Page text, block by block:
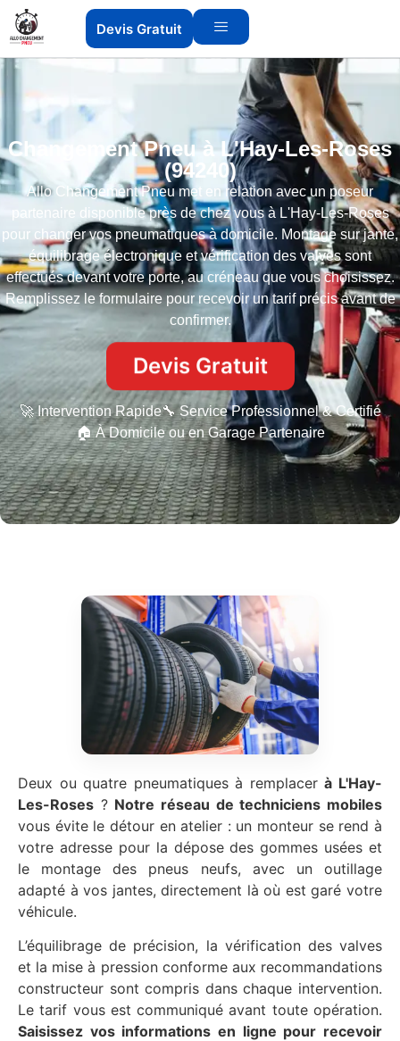
Devis Gratuit
Changement Pneu à L'Hay-Les-Roses
(94240)
Allo Changement Pneu met en relation avec un poseur
partenaire disponible près de chez vous à L'Hay-Les-Roses
pour changer vos pneumatiques à domicile. Montage sur jante,
équilibrage électronique et vérification des valves sont
effectués devant votre porte, au créneau que vous choisissez.
Remplissez le formulaire pour recevoir un tarif précis avant de
confirmer.
Devis Gratuit
🚀 Intervention Rapide🔧 Service Professionnel & Certifié
🏠 À Domicile ou en Garage Partenaire
Deux ou quatre pneumatiques à remplacerà L'Hay-
Les-Roses ? Notre réseau de techniciens mobiles
vous évite le détour en atelier : un monteur se rend à
votre adresse pour la dépose des gommes usées et
le montage des pneus neufs, avec un outillage
adapté à vos jantes, directement là où est garé votre
véhicule.
L’équilibrage de précision, la vérification des valves
et la mise à pression conforme aux recommandations
constructeur sont compris dans chaque intervention.
Le tarif vous est communiqué avant toute opération.
Saisissez vos informations en ligne pour recevoir